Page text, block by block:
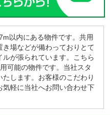
以内にある物件です。共用
場などが備わっておりとて
が張られています。こちら
可能の物件です。当社スタ
します。お客様のこだわり
軽に当社へお問い合わせ下